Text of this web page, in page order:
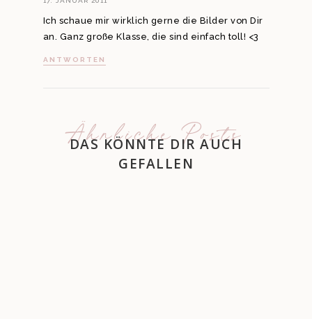
Ich schaue mir wirklich gerne die Bilder von Dir
an. Ganz große Klasse, die sind einfach toll! <3
ANTWORTEN
Ähnliche Posts
DAS KÖNNTE DIR AUCH
GEFALLEN